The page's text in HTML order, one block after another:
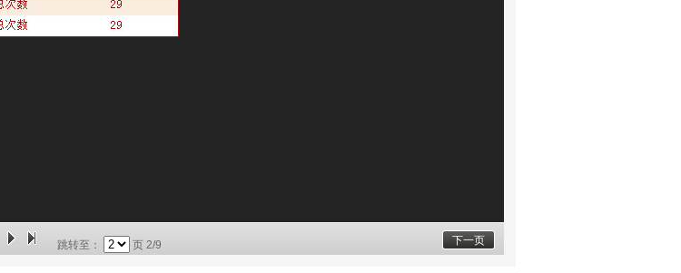
下一页
跳转至： 页 2/9